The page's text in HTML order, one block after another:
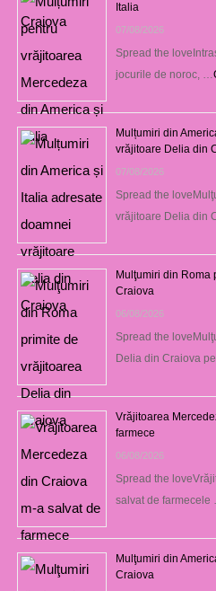
Italia
07/08/2026
Spread the
jocurile de noroc, …
Mulțumiri din
vrăjitoare Delia din
07/08/2026
Spread the
vrăjitoare Delia din
Mulţumiri din Roma
Craiova
06/08/2026
Spread the
Delia din Craiova
Vrăjitoarea
farmece
06/08/2026
Spread the
salvat de farmecele
Mulţumiri din
Craiova